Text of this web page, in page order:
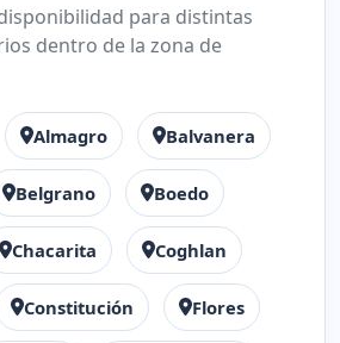
para distintas
dentro de la zona de
Almagro Balvanera
Belgrano Boedo
Chacarita Coghlan
Constitución Flores